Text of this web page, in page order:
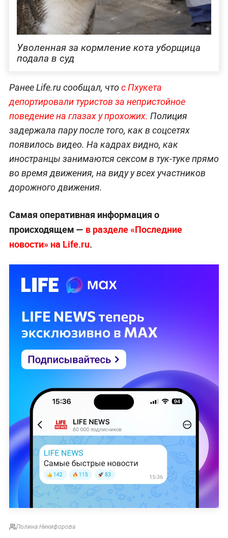
Уволенная за кормление кота уборщица
подала в суд
Ранее Life.ru сообщал, чтос Пхукета
депортировали туристов за непристойное
поведение на глазах у прохожих. Полиция
задержала пару после того, как в соцсетях
появилось видео. На кадрах видно, как
иностранцы занимаются сексом в тук-туке прямо
во время движения, на виду у всех участников
дорожного движения.
Самая оперативная информация о
происходящем — в разделе «Последние
новости» на Life.ru.
Полина Никифорова